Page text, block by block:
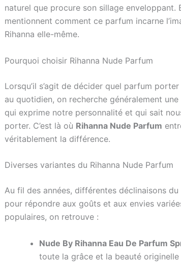
naturel que procure son sillage enveloppant.
mentionnent comment ce parfum incarne
Rihanna elle-même.
Pourquoi choisir Rihanna Nude Parfum
Lorsqu’il s’agit de décider quel parfum
au quotidien, on recherche généralement
qui exprime notre personnalité et qui sait
porter. C’est là où Rihanna Nude Parfum
véritablement la différence.
Diverses variantes du Rihanna Nude Parfum
Au fil des années, différentes déclinaisons
pour répondre aux goûts et aux envies
populaires, on retrouve :
Nude By Rihanna Eau De Parfum
toute la grâce et la beauté